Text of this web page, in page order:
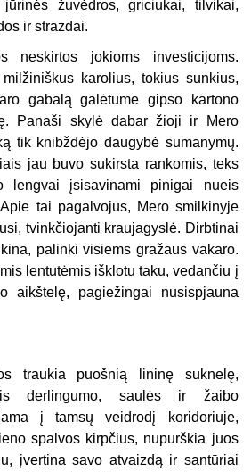
žuvėdros, griciukai, tilvikai,
ir strazdai.
neskirtos jokioms investicijoms.
karolius, tokius sunkius,
gabalą galėtume gipso kartono
Panaši skylė dabar žioji ir Mero
tik knibždėjo daugybė sumanymų.
jau buvo sukirsta rankomis, teks
lengvai įsisavinami pinigai nueis
tai pagalvojus, Mero smilkinyje
tvinkčiojanti kraujagyslė. Dirbtinai
palinki visiems gražaus vakaro.
lentutėmis išklotu taku, vedančiu į
aikštelę, pagiežingai nusispjauna
traukia puošnią lininę suknelę,
derlingumo, saulės ir žaibo
į tamsų veidrodį koridoriuje,
spalvos kirpčius, nupurškia juos
įvertina savo atvaizdą ir santūriai